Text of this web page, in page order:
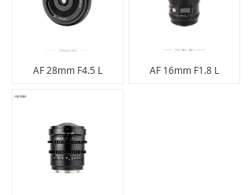
AF 28mm F4.5 L AF 16mm F1.8 L